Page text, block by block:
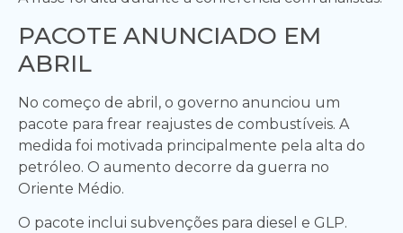
PACOTE ANUNCIADO EM
ABRIL
No começo de abril, o governo anunciou um
pacote para frear reajustes de combustíveis. A
medida foi motivada principalmente pela alta do
petróleo. O aumento decorre da guerra no
Oriente Médio.
O pacote inclui subvenções para diesel e GLP.